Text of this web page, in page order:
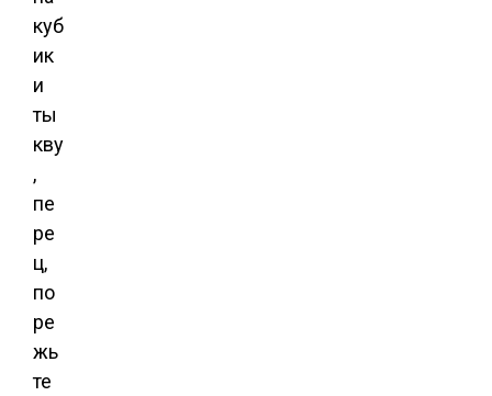
куб
ик
и
ты
кву
,
пе
ре
ц,
по
ре
жь
те